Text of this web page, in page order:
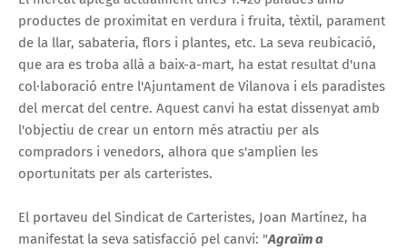
productes de proximitat en verdura i fruita, tèxtil, parament
de la llar, sabateria, flors i plantes, etc. La seva reubicació,
que ara es troba allà a baix-a-mart, ha estat resultat d'una
col·laboració entre l'Ajuntament de Vilanova i els paradistes
del mercat del centre. Aquest canvi ha estat dissenyat amb
l'objectiu de crear un entorn més atractiu per als
compradors i venedors, alhora que s'amplien les
oportunitats per als carteristes.
El portaveu del Sindicat de Carteristes, Joan Martínez, ha
manifestat la seva satisfacció pel canvi: "Agraïm a